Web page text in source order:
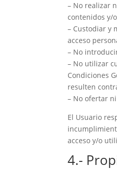
– No realizar
contenidos y/
– Custodiar y
acceso
– No
– No utilizar
Condiciones
resulten
– No ofertar
El Usuario
acceso y/o
4.-